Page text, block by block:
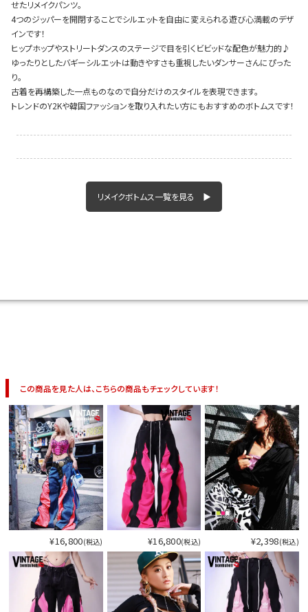
Instagram LIVE items
スタッフコーディネート
せたリメイクパンツ。
4つのジッパーを開閉することでシルエットを自由に変えられる遊び心満載のデザ
インです！
ヒップホップやストリートダンスのステージで目を引くビビッドな配色が魅力的♪
ゆったりとしたバギーシルエットは動きやすさも重視したいダンサーさんにぴった
り。
古着を再構築した一点ものなので自分だけのスタイルを表現できます。
トレンドのY2Kや韓国ファッションを取り入れたい方にもおすすめのボトムスです！
リメイクボトムス一覧を見る ▶
この商品を見た人は、こちらの商品もチェックしています！
¥16,800(税込) ¥16,800(税込) ¥2,398(税込)